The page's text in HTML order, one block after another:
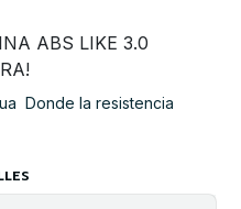
ABS LIKE 3.0
 Donde la resistencia